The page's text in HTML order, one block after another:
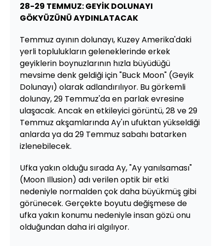
28-29 TEMMUZ: GEYİK DOLUNAYI
GÖKYÜZÜNÜ AYDINLATACAK
Temmuz ayının dolunayı, Kuzey Amerika'daki
yerli toplulukların geleneklerinde erkek
geyiklerin boynuzlarının hızla büyüdüğü
mevsime denk geldiği için "Buck Moon" (Geyik
Dolunayı) olarak adlandırılıyor. Bu görkemli
dolunay, 29 Temmuz'da en parlak evresine
ulaşacak. Ancak en etkileyici görüntü, 28 ve 29
Temmuz akşamlarında Ay'ın ufuktan yükseldiği
anlarda ya da 29 Temmuz sabahı batarken
izlenebilecek.
Ufka yakın olduğu sırada Ay, "Ay yanılsaması"
(Moon Illusion) adı verilen optik bir etki
nedeniyle normalden çok daha büyükmüş gibi
görünecek. Gerçekte boyutu değişmese de
ufka yakın konumu nedeniyle insan gözü onu
olduğundan daha iri algılıyor.